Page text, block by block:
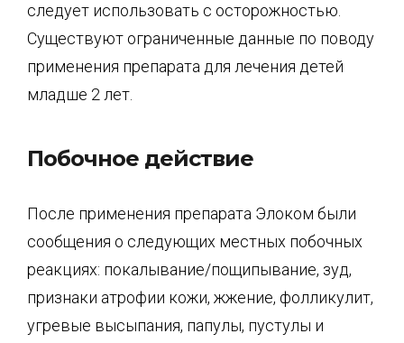
следует использовать с осторожностью.
Существуют ограниченные данные по поводу
применения препарата для лечения детей
младше 2 лет.
Побочное действие
После применения препарата Элоком были
сообщения о следующих местных побочных
реакциях: покалывание/пощипывание, зуд,
признаки атрофии кожи, жжение, фолликулит,
угревые высыпания, папулы, пустулы и